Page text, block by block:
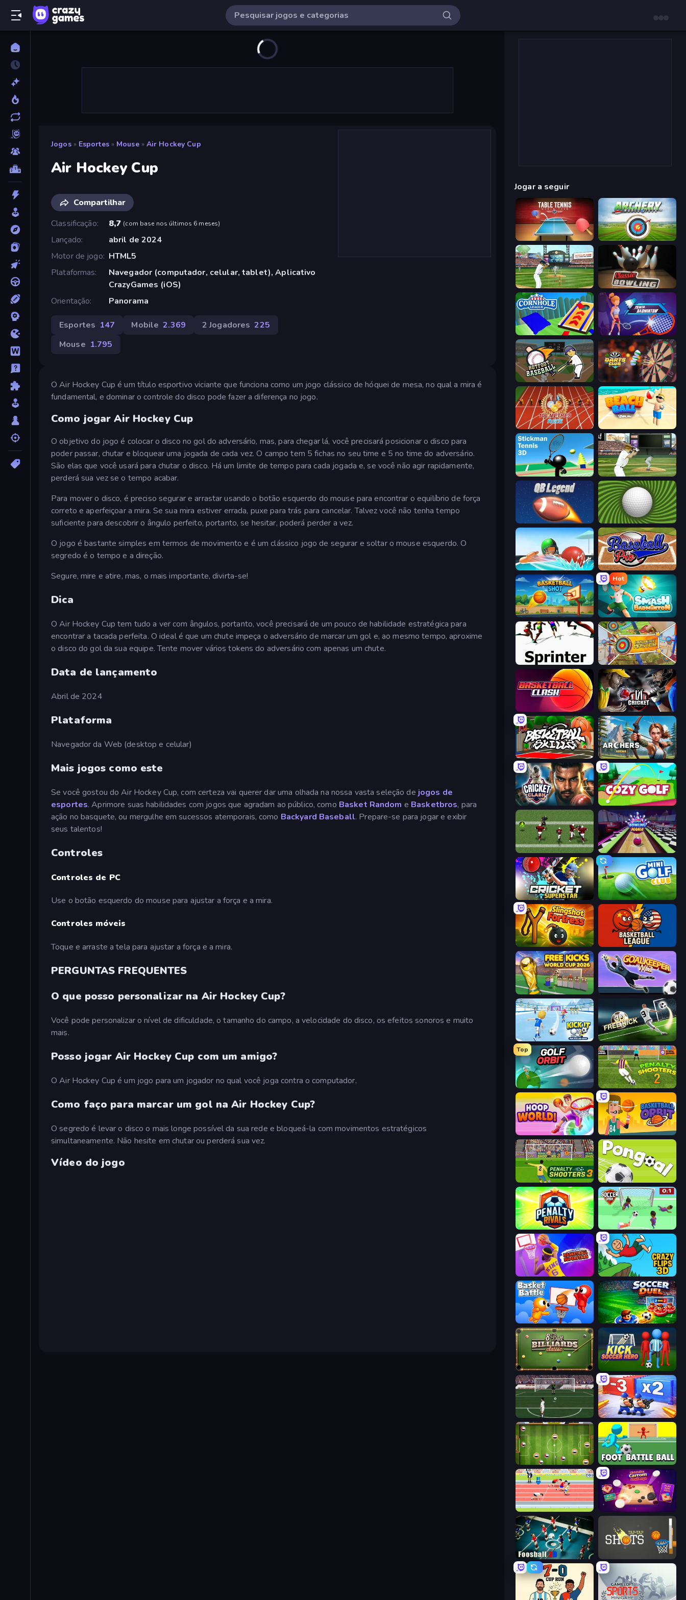
Jogos » Esportes » Mouse » Air Hockey Cup
Air Hockey Cup
Compartilhar
Classificação
8,7 (com base nos últimos 6 meses)
Lançado
abril de 2024
Motor de jogo HTML5
Plataformas
Navegador (computador, celular, tablet), Aplicativo
CrazyGames (iOS)
Orientação
Panorama
Esportes 147 Mobile 2.369 2 Jogadores 225
Mouse 1.795
O Air Hockey Cup é um título esportivo viciante que funciona como um jogo clássico de hóquei de mesa, no qual a mira é
fundamental, e dominar o controle do disco pode fazer a diferença no jogo.
Como jogar Air Hockey Cup
O objetivo do jogo é colocar o disco no gol do adversário, mas, para chegar lá, você precisará posicionar o disco para
poder passar, chutar e bloquear uma jogada de cada vez. O campo tem 5 fichas no seu time e 5 no time do adversário.
São elas que você usará para chutar o disco. Há um limite de tempo para cada jogada e, se você não agir rapidamente,
perderá sua vez se o tempo acabar.
Para mover o disco, é preciso segurar e arrastar usando o botão esquerdo do mouse para encontrar o equilíbrio de força
correto e aperfeiçoar a mira. Se sua mira estiver errada, puxe para trás para cancelar. Talvez você não tenha tempo
suficiente para descobrir o ângulo perfeito, portanto, se hesitar, poderá perder a vez.
O jogo é bastante simples em termos de movimento e é um clássico jogo de segurar e soltar o mouse esquerdo. O
segredo é o tempo e a direção.
Segure, mire e atire, mas, o mais importante, divirta-se!
Dica
O Air Hockey Cup tem tudo a ver com ângulos, portanto, você precisará de um pouco de habilidade estratégica para
encontrar a tacada perfeita. O ideal é que um chute impeça o adversário de marcar um gol e, ao mesmo tempo, aproxime
o disco do gol da sua equipe. Tente mover vários tokens do adversário com apenas um chute.
Data de lançamento
Abril de 2024
Plataforma
Navegador da Web (desktop e celular)
Mais jogos como este
Se você gostou do Air Hockey Cup, com certeza vai querer dar uma olhada na nossa vasta seleção de jogos de
esportes. Aprimore suas habilidades com jogos que agradam ao público, como Basket Random e Basketbros, para
ação no basquete, ou mergulhe em sucessos atemporais, como Backyard Baseball. Prepare-se para jogar e exibir
seus talentos!
Controles
Controles de PC
Use o botão esquerdo do mouse para ajustar a força e a mira.
Controles móveis
Toque e arraste a tela para ajustar a força e a mira.
PERGUNTAS FREQUENTES
O que posso personalizar na Air Hockey Cup?
Você pode personalizar o nível de dificuldade, o tamanho do campo, a velocidade do disco, os efeitos sonoros e muito
mais.
Posso jogar Air Hockey Cup com um amigo?
O Air Hockey Cup é um jogo para um jogador no qual você joga contra o computador.
Como faço para marcar um gol na Air Hockey Cup?
O segredo é levar o disco o mais longe possível da sua rede e bloqueá-la com movimentos estratégicos
simultaneamente. Não hesite em chutar ou perderá sua vez.
Vídeo do jogo
Jogar a seguir
Table Tennis World Tour Archery World Tour
Baseball Classic Bowling
Cornhole League Power Badminton
Hotfoot Baseball Darts Club
100 Meters Race
Stickman Tennis 3D ESPN Arcade Baseball
2 Minute Football QB Legend The Speedy Golf
Dodgeball Baseball Pro
Basketball Shot
Hot
Smash Badminton
Sprinter Archery Master
Basketball Clash Cricket World Cup
Basketball Skills Archers Arena
Cricket Clash Cozy Golf
Return Man 2 Super Bowling Mania
Mini Golf Club
Slingshot Fortress Basketball League
Free Kicks World Cup 2026 Goalkeeper Wiz
Kick It – Fun Soccer Game Free Kick Classic (3D Free Kick)
Top
Golf Orbit Penalty Shooters 2
Hoop World 3D Basketball Orbit
Penalty Shooters 3 Pongoal
Penalty Rivals Soccer Dash
Basketball Superstars Crazy Flips 3D
Basket Battle Soccer Duel
8 Ball Billiards Classic Kick Soccer Hero
Bicycle Kick Champ Battle Brigade
Soccer Challenge Foot Battle Ball
Sports Hero
Foosball 3D